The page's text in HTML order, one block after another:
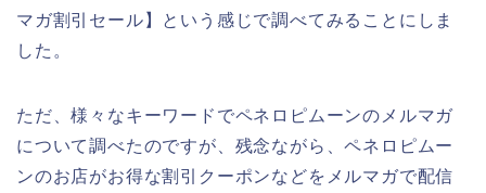
マガ割引セール】という感じで調べてみることにしま
した。
ただ、様々なキーワードでペネロピムーンのメルマガ
について調べたのですが、残念ながら、ペネロピムー
ンのお店がお得な割引クーポンなどをメルマガで配信